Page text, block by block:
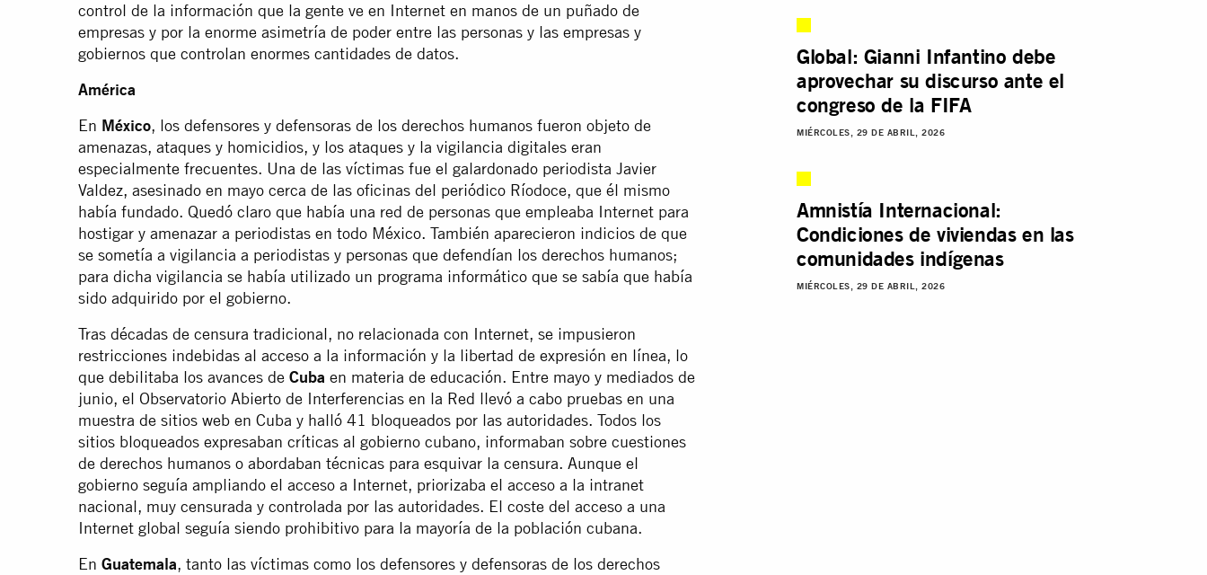
control de la información que la gente ve en Internet en manos de un puñado de
empresas y por la enorme asimetría de poder entre las personas y las empresas y
gobiernos que controlan enormes cantidades de datos.
América
En México, los defensores y defensoras de los derechos humanos fueron objeto de
amenazas, ataques y homicidios, y los ataques y la vigilancia digitales eran
especialmente frecuentes. Una de las víctimas fue el galardonado periodista Javier
Valdez, asesinado en mayo cerca de las oficinas del periódico Ríodoce, que él mismo
había fundado. Quedó claro que había una red de personas que empleaba Internet para
hostigar y amenazar a periodistas en todo México. También aparecieron indicios de que
se sometía a vigilancia a periodistas y personas que defendían los derechos humanos;
para dicha vigilancia se había utilizado un programa informático que se sabía que había
sido adquirido por el gobierno.
Tras décadas de censura tradicional, no relacionada con Internet, se impusieron
restricciones indebidas al acceso a la información y la libertad de expresión en línea, lo
que debilitaba los avances de Cuba en materia de educación. Entre mayo y mediados de
junio, el Observatorio Abierto de Interferencias en la Red llevó a cabo pruebas en una
muestra de sitios web en Cuba y halló 41 bloqueados por las autoridades. Todos los
sitios bloqueados expresaban críticas al gobierno cubano, informaban sobre cuestiones
de derechos humanos o abordaban técnicas para esquivar la censura. Aunque el
gobierno seguía ampliando el acceso a Internet, priorizaba el acceso a la intranet
nacional, muy censurada y controlada por las autoridades. El coste del acceso a una
Internet global seguía siendo prohibitivo para la mayoría de la población cubana.
En Guatemala, tanto las víctimas como los defensores y defensoras de los derechos
Global: Gianni Infantino debe
aprovechar su discurso ante el
congreso de la FIFA
MIÉRCOLES, 29 DE ABRIL, 2026
Amnistía Internacional:
Condiciones de viviendas en las
comunidades indígenas
MIÉRCOLES, 29 DE ABRIL, 2026